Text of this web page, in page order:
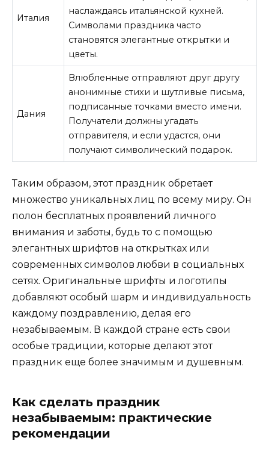
Италия
наслаждаясь итальянской кухней.
Символами праздника часто
становятся элегантные открытки и
цветы.
Дания
Влюбленные отправляют друг другу
анонимные стихи и шутливые письма,
подписанные точками вместо имени.
Получатели должны угадать
отправителя, и если удастся, они
получают символический подарок.
Таким образом, этот праздник обретает
множество уникальных лиц по всему миру. Он
полон бесплатных проявлений личного
внимания и заботы, будь то с помощью
элегантных шрифтов на открытках или
современных символов любви в социальных
сетях. Оригинальные шрифты и логотипы
добавляют особый шарм и индивидуальность
каждому поздравлению, делая его
незабываемым. В каждой стране есть свои
особые традиции, которые делают этот
праздник еще более значимым и душевным.
Как сделать праздник
незабываемым: практические
рекомендации